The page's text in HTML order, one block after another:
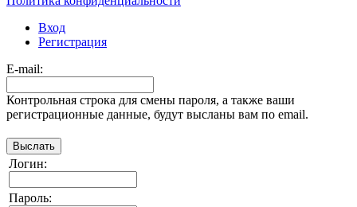
Вход
Регистрация
E-mail:
Контрольная строка для смены пароля, а также ваши
регистрационные данные, будут высланы вам по email.
Логин:
Пароль: